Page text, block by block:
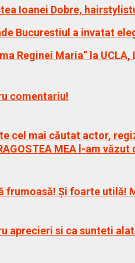
Ioanei Dobre,
Bucurestiul a invatat
Reginei Maria” la UCLA,
comentariu!
cel mai căutat actor,
MEA l-am
frumoasă! Și foarte utilă!
aprecieri si ca sunteti